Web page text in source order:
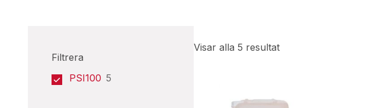
Filtrera
PSI100 5
Visar alla 5 resultat